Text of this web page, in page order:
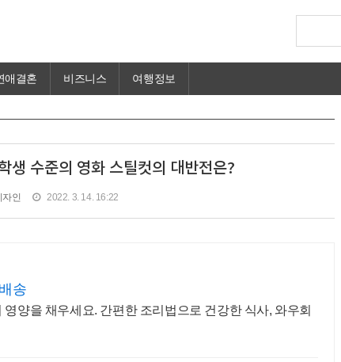
애결혼 비즈니스 여행정보
생 수준의 영화 스틸컷의 대반전은?
자인 2022. 3. 14. 16:22
송
양을 채우세요. 간편한 조리법으로 건강한 식사, 와우회